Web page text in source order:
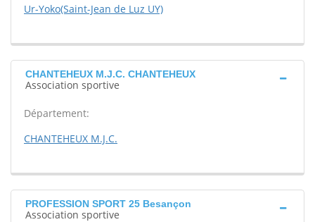
Ur-Yoko(Saint-Jean de Luz UY)
CHANTEHEUX M.J.C. CHANTEHEUX
Association sportive
Département:
CHANTEHEUX M.J.C.
PROFESSION SPORT 25 Besançon
Association sportive